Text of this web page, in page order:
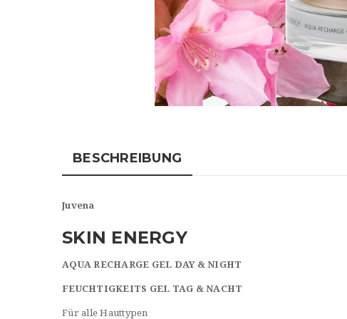
BESCHREIBUNG
Juvena
SKIN ENERGY
AQUA RECHARGE GEL DAY & NIGHT
FEUCHTIGKEITS GEL TAG & NACHT
Für alle Hauttypen